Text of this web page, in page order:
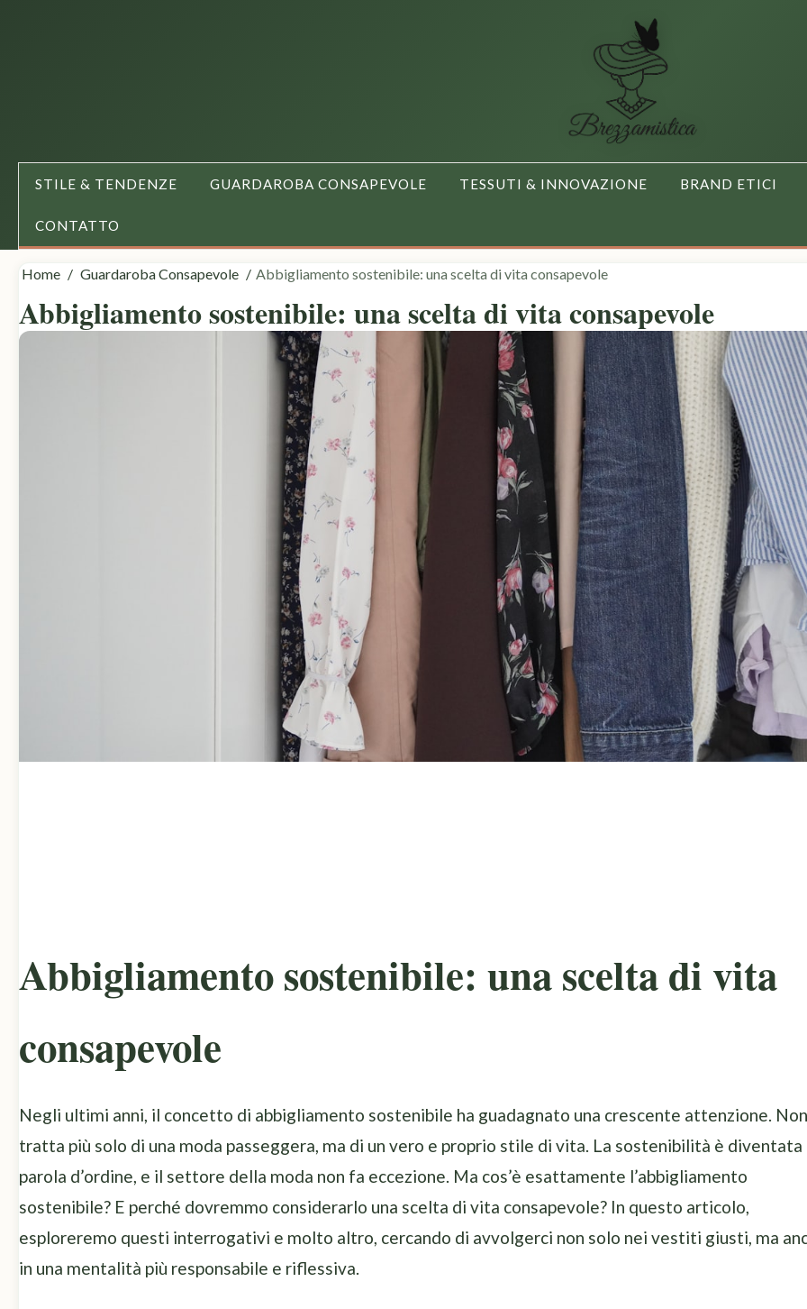
STILE & TENDENZE GUARDAROBA CONSAPEVOLE TESSUTI & INNOVAZIONE BRAND ETICI
CONTATTO
Home Guardaroba Consapevole Abbigliamento sostenibile: una scelta di vita consapevole
Abbigliamento sostenibile: una scelta di vita consapevole
Abbigliamento sostenibile: una scelta di vita
consapevole
Negli ultimi anni, il concetto di abbigliamento sostenibile ha guadagnato una crescente attenzione.
tratta più solo di una moda passeggera, ma di un vero e proprio stile di vita. La sostenibilità è diventata
parola d’ordine, e il settore della moda non fa eccezione. Ma cos’è esattamente l’abbigliamento
sostenibile? E perché dovremmo considerarlo una scelta di vita consapevole? In questo articolo,
esploreremo questi interrogativi e molto altro, cercando di avvolgerci non solo nei vestiti giusti, ma
in una mentalità più responsabile e riflessiva.